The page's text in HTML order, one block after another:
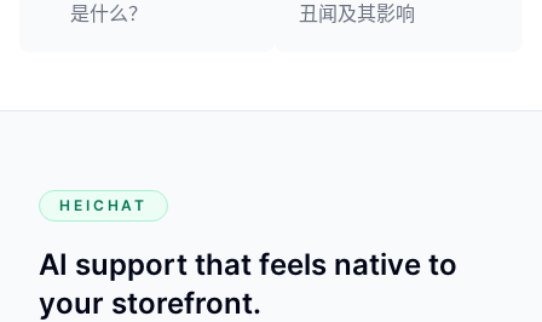
是什么？
丑闻及其影响
HEICHAT
AI support that feels native to
your storefront.